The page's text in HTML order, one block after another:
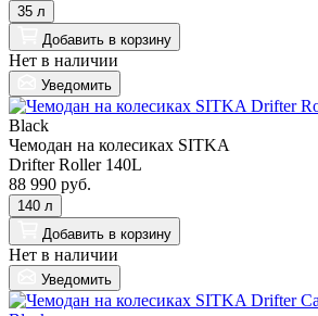
35 л
Добавить в корзину
Нет в наличии
Уведомить
Black
Чемодан на колесиках SITKA
Drifter Roller 140L
88 990 руб.
140 л
Добавить в корзину
Нет в наличии
Уведомить